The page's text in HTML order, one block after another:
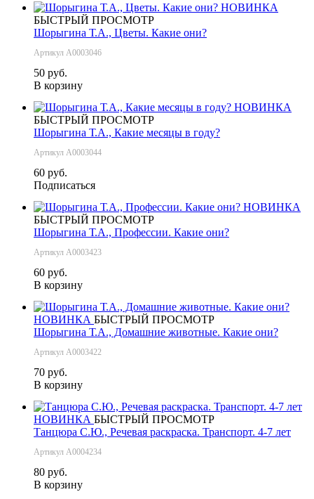
НОВИНКА
БЫСТРЫЙ ПРОСМОТР
Шорыгина Т.А., Цветы. Какие они?
Артикул А0003046
50 руб.
В корзину
НОВИНКА
БЫСТРЫЙ ПРОСМОТР
Шорыгина Т.А., Какие месяцы в году?
Артикул А0003044
60 руб.
Подписаться
НОВИНКА
БЫСТРЫЙ ПРОСМОТР
Шорыгина Т.А., Профессии. Какие они?
Артикул А0003423
60 руб.
В корзину
НОВИНКА БЫСТРЫЙ ПРОСМОТР
Шорыгина Т.А., Домашние животные. Какие они?
Артикул А0003422
70 руб.
В корзину
НОВИНКА БЫСТРЫЙ ПРОСМОТР
Танцюра С.Ю., Речевая раскраска. Транспорт. 4-7 лет
Артикул А0004234
80 руб.
В корзину